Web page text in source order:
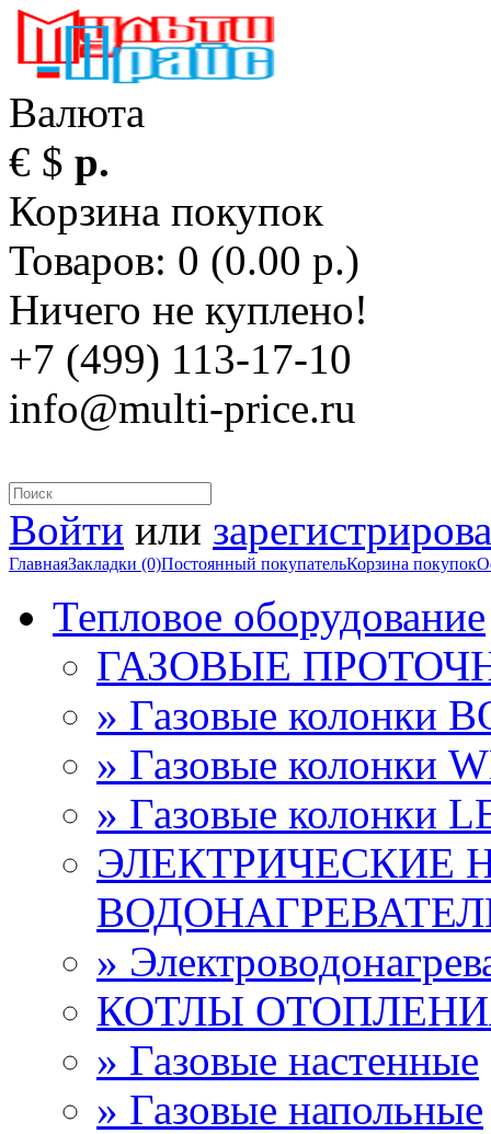
Валюта
€ $ р.
Корзина покупок
Товаров: 0 (0.00 р.)
Ничего не куплено!
+7 (499) 113-17-10
info@multi-price.ru
Войти или
ГлавнаяЗакладки (0)Постоянный покупательКорзина покупок
Тепловое оборудование
ГАЗОВЫЕ
» Газовые колонки
» Газовые колонки
» Газовые колонки
ЭЛЕКТРИЧЕСКИЕ
»
КОТЛЫ
» Газовые настенные
» Газовые напольные